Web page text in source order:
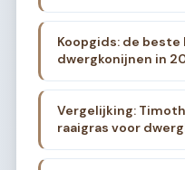
Koopgids: de
dwergkonijnen in
Vergelijking:
raaigras voor